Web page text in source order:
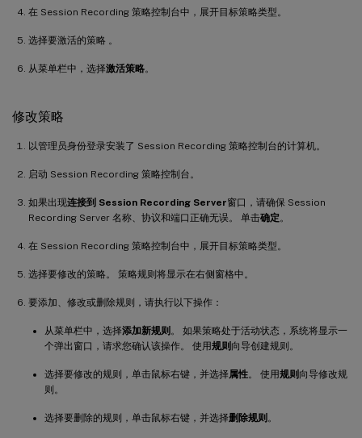
在 Session Recording 策略控制台中，展开目标策略类型。
选择要激活的策略 。
从菜单栏中，选择激活策略。
修改策略
以管理员身份登录安装了 Session Recording 策略控制台的计算机。
启动 Session Recording 策略控制台。
如果出现连接到 Session Recording Server窗口，请确保 Session
Recording Server 名称、协议和端口正确无误。 单击确定 。
在 Session Recording 策略控制台中，展开目标策略类型。
选择要修改的策略。 策略规则将显示在右侧窗格中。
要添加、修改或删除规则，请执行以下操作：
从菜单栏中，选择添加新规则 。 如果策略处于活动状态，系统将显示一
个弹出窗口，请求您确认该操作。 使用规则 向导创建规则。
选择要修改的规则，单击鼠标右键，并选择属性。 使用规则 向导修改规
则。
选择要删除的规则，单击鼠标右键，并选择删除规则 。